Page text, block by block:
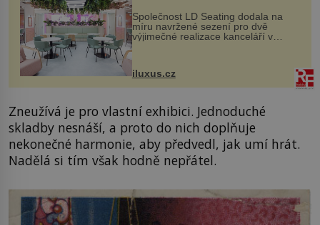
Společnost LD Seating dodala na
míru navržené sezení pro dvě
výjimečné realizace kanceláří v
areálu MediaCityUK v anglickém
budov Media...
iluxus.cz
Zneužívá je pro vlastní exhibici. Jednoduché
skladby nesnáší, a proto do nich doplňuje
nekonečné harmonie, aby předvedl, jak umí hrát.
Nadělá si tím však hodně nepřátel.